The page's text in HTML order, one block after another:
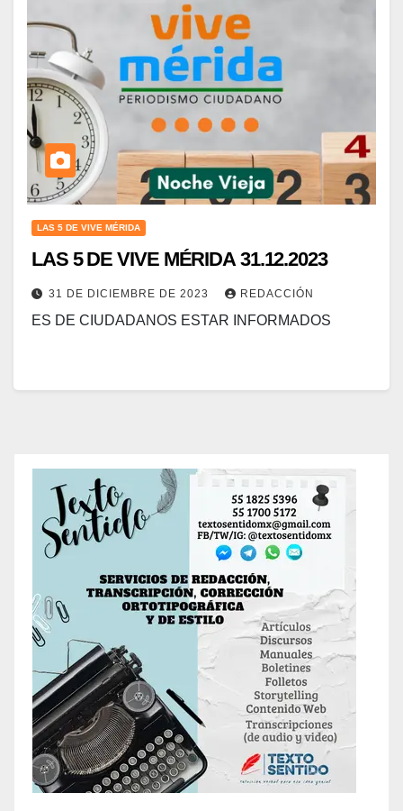
LAS 5 DE VIVE MÉRIDA
LAS 5 DE VIVE MÉRIDA 31.12.2023
31 DE DICIEMBRE DE 2023 REDACCIÓN
ES DE CIUDADANOS ESTAR INFORMADOS